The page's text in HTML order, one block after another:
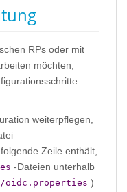
RPs oder mit
möchten,
weiterpflegen,
Zeile enthält,
-Dateien unterhalb
oidc.properties )